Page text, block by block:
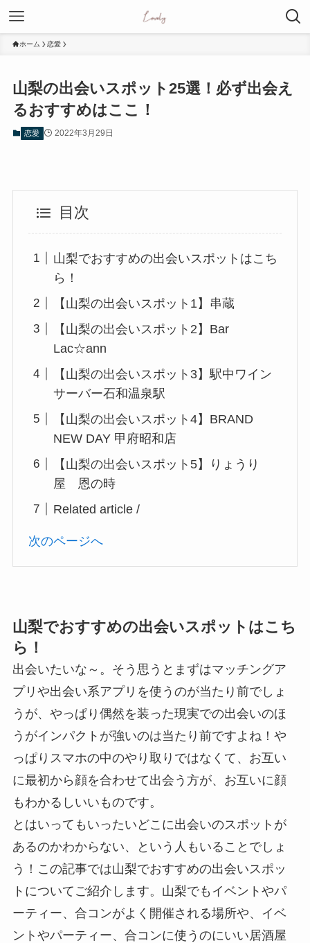
ホーム 恋愛
山梨の出会いスポット25選！必ず出会え
るおすすめはここ！
恋愛 2022年3月29日
目次
山梨でおすすめの出会いスポットはこち
ら！
【山梨の出会いスポット1】串蔵
【山梨の出会いスポット2】Bar
Lac☆ann
【山梨の出会いスポット3】駅中ワイン
サーバー石和温泉駅
【山梨の出会いスポット4】BRAND
NEW DAY 甲府昭和店
【山梨の出会いスポット5】りょうり
屋 恩の時
Related article /
次のページへ
山梨でおすすめの出会いスポットはこち
ら！
出会いたいな～。そう思うとまずはマッチングア
プリや出会い系アプリを使うのが当たり前でしょ
うが、やっぱり偶然を装った現実での出会いのほ
うがインパクトが強いのは当たり前ですよね！や
っぱりスマホの中のやり取りではなくて、お互い
に最初から顔を合わせて出会う方が、お互いに顔
もわかるしいいものです。
とはいってもいったいどこに出会いのスポットが
あるのかわからない、という人もいることでしょ
う！この記事では山梨でおすすめの出会いスポッ
トについてご紹介します。山梨でもイベントやパ
ーティー、合コンがよく開催される場所や、イベ
ントやパーティー、合コンに使うのにいい居酒屋